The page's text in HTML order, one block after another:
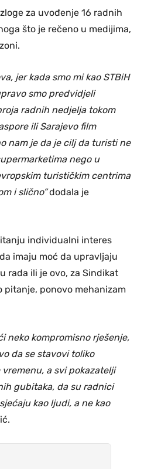
za uvođenje 16 radnih
što je rečeno u medijima,
jer kada smo mi kao STBiH
smo predvidjeli
radnih nedjelja tokom
ili Sarajevo film
nam je da je cilj da turisti ne
nego u
turističkim centrima
i slično”dodala je
individualni interes
imaju moć da upravljaju
rada ili je ovo, za Sindikat
pitanje, ponovo mehanizam
neko kompromisno rješenje,
da se stavovi toliko
a svi pokazatelji
gubitaka, da su radnici
kao ljudi, a ne kao